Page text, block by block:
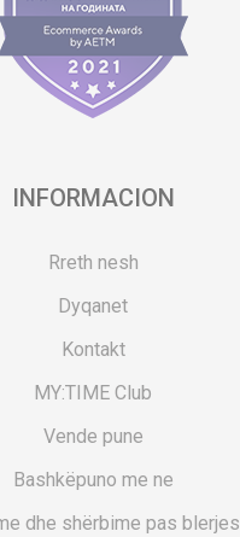
INFORMACION
Rreth nesh
Dyqanet
Kontakt
MY:TIME Club
Vende pune
Bashkëpuno me ne
dhe shërbime pas blerjes